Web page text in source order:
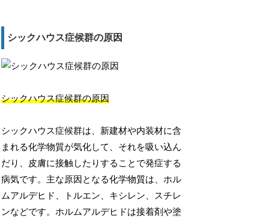
シックハウス症候群の原因
シックハウス症候群の原因
シックハウス症候群は、新建材や内装材に含
まれる化学物質が気化して、それを吸い込ん
だり、皮膚に接触したりすることで発症する
病気です。主な原因となる化学物質は、ホル
ムアルデヒド、トルエン、キシレン、スチレ
ンなどです。ホルムアルデヒドは接着剤や塗